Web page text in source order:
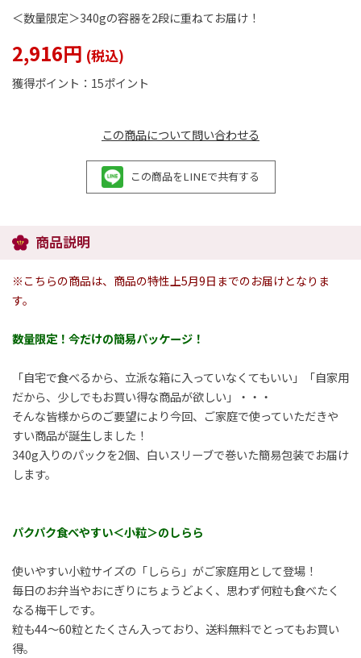
閉じる
＜数量限定＞340gの容器を2段に重ねてお届け！
2,916円
獲得ポイント： 15ポイント
この商品について問い合わせる
この商品をLINEで共有する
商品説明
※こちらの商品は、商品の特性上5月9日までのお届けとなりま
す。
数量限定！今だけの簡易パッケージ！
「自宅で食べるから、立派な箱に入っていなくてもいい」「自家用
だから、少しでもお買い得な商品が欲しい」・・・
そんな皆様からのご要望により今回、ご家庭で使っていただきや
すい商品が誕生しました！
340g入りのパックを2個、白いスリーブで巻いた簡易包装でお届け
します。
パクパク食べやすい＜小粒＞のしらら
使いやすい小粒サイズの「しらら」がご家庭用として登場！
毎日のお弁当やおにぎりにちょうどよく、思わず何粒も食べたく
なる梅干しです。
粒も44～60粒とたくさん入っており、送料無料でとってもお買い
得。